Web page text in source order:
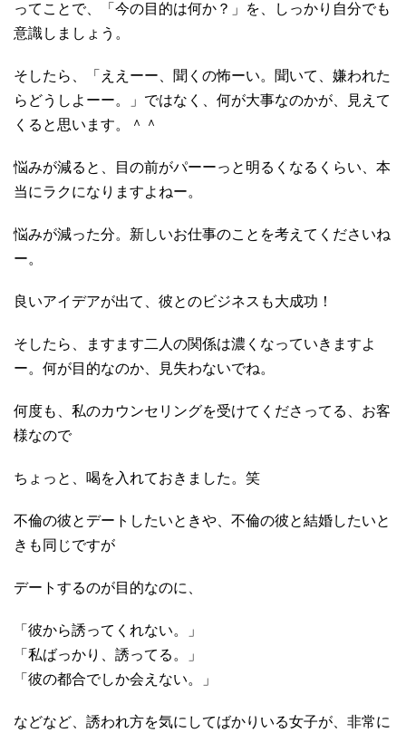
ってことで、「今の目的は何か？」を、しっかり自分でも
意識しましょう。
そしたら、「ええーー、聞くの怖ーい。聞いて、嫌われた
らどうしよーー。」ではなく、何が大事なのかが、見えて
くると思います。＾＾
悩みが減ると、目の前がパーーっと明るくなるくらい、本
当にラクになりますよねー。
悩みが減った分。新しいお仕事のことを考えてくださいね
ー。
良いアイデアが出て、彼とのビジネスも大成功！
そしたら、ますます二人の関係は濃くなっていきますよ
ー。何が目的なのか、見失わないでね。
何度も、私のカウンセリングを受けてくださってる、お客
様なので
ちょっと、喝を入れておきました。笑
不倫の彼とデートしたいときや、不倫の彼と結婚したいと
きも同じですが
デートするのが目的なのに、
「彼から誘ってくれない。」
「私ばっかり、誘ってる。」
「彼の都合でしか会えない。」
などなど、誘われ方を気にしてばかりいる女子が、非常に